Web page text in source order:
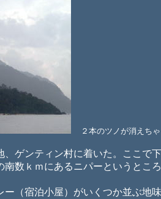
２本のツノが消えち
ゲンティン村に着いた。ここで
南数ｋｍにあるニパーというとこ
（宿泊小屋）がいくつか並ぶ地